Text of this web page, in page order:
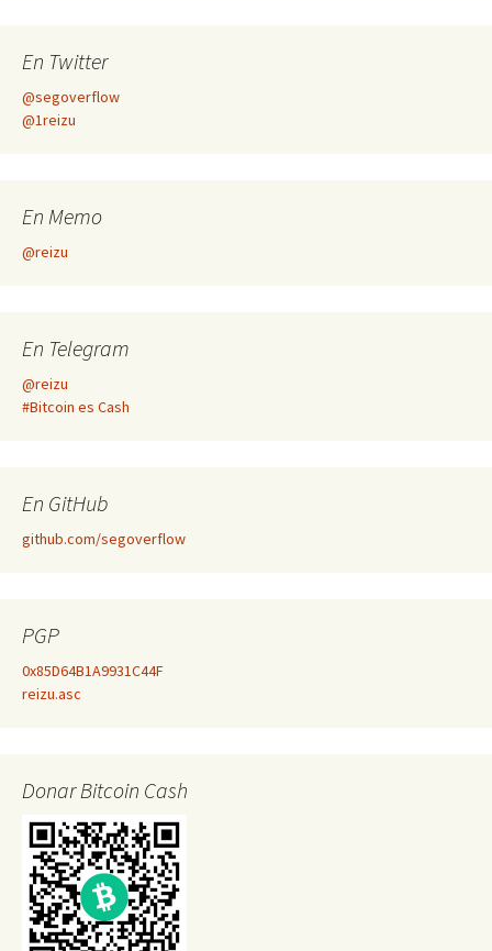
En Twitter
@segoverflow
@1reizu
En Memo
@reizu
En Telegram
@reizu
#Bitcoin es Cash
En GitHub
github.com/segoverflow
PGP
0x85D64B1A9931C44F
reizu.asc
Donar Bitcoin Cash